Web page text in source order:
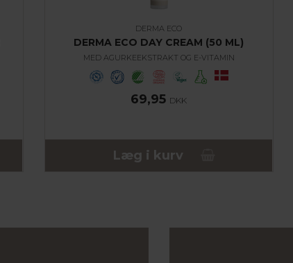
DERMA ECO
DERMA ECO DAY CREAM (50 ML)
MED AGURKEEKSTRAKT OG E-VITAMIN
69,95 DKK
Læg i kurv